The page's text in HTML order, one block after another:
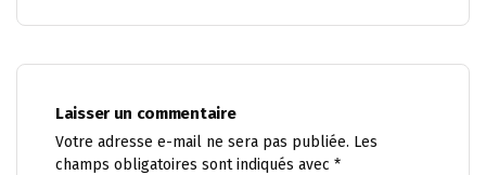
Laisser un commentaire
Votre adresse e-mail ne sera pas publiée. Les
champs obligatoires sont indiqués avec *